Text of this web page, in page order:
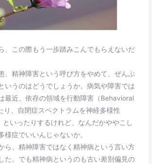
、この際もう一歩踏みこんでもらえないだ
、精神障害という呼び方をやめて、ぜんぶ
いうのはどうでしょうか。病気や障害では
最近、依存の領域を行動障害（Behavioral
り、自閉症スペクトラムを神経多様性
といったりするけれど、なんだかややこし
様症でいいんじゃないか。
ら、精神障害ではなく精神病という言い方
た。でも精神病というのも古い差別偏見の